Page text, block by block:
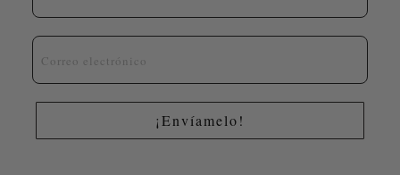
Email
¡Envíamelo!